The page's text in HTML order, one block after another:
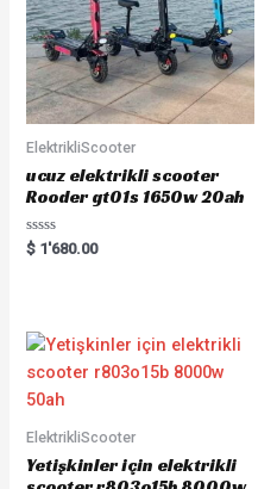
ElektrikliScooter
ucuz elektrikli scooter
Rooder gt01s 1650w 20ah
Rated
0
$ 1'680.00
ElektrikliScooter
Yetişkinler için elektrikli